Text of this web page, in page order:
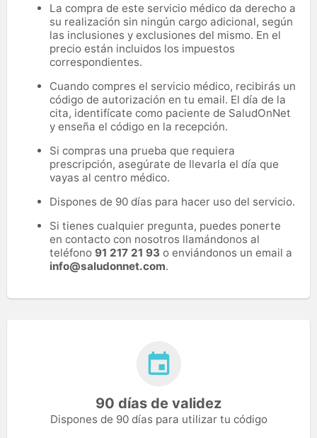
La compra de este servicio médico da derecho a
su realización sin ningún cargo adicional, según
las inclusiones y exclusiones del mismo. En el
precio están incluidos los impuestos
correspondientes.
Cuando compres el servicio médico, recibirás un
código de autorización en tu email. El día de la
cita, identifícate como paciente de SaludOnNet
y enseña el código en la recepción.
Si compras una prueba que requiera
prescripción, asegúrate de llevarla el día que
vayas al centro médico.
Dispones de 90 días para hacer uso del servicio.
Si tienes cualquier pregunta, puedes ponerte
en contacto con nosotros llamándonos al
teléfono 91 217 21 93 o enviándonos un email a
info@saludonnet.com.
90 días de validez
Dispones de 90 días para utilizar tu código